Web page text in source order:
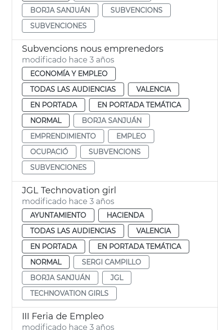
BORJA SANJUÁN
SUBVENCIONS
SUBVENCIONES
Subvencions nous emprenedors
modificado hace 3 años
ECONOMÍA Y EMPLEO
TODAS LAS AUDIENCIAS
VALENCIA
EN PORTADA
EN PORTADA TEMÁTICA
NORMAL
BORJA SANJUÁN
EMPRENDIMIENTO
EMPLEO
OCUPACIÓ
SUBVENCIONS
SUBVENCIONES
JGL Technovation girl
modificado hace 3 años
AYUNTAMIENTO
HACIENDA
TODAS LAS AUDIENCIAS
VALENCIA
EN PORTADA
EN PORTADA TEMÁTICA
NORMAL
SERGI CAMPILLO
BORJA SANJUÁN
JGL
TECHNOVATION GIRLS
III Feria de Empleo
modificado hace 3 años